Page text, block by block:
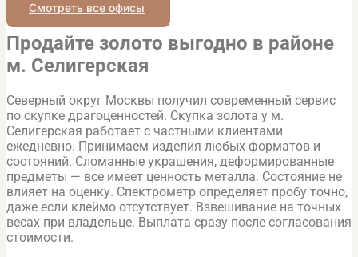
Смотреть все офисы
Продайте золото выгодно в районе
м. Селигерская
Северный округ Москвы получил современный сервис
по скупке драгоценностей. Скупка золота у м.
Селигерская работает с частными клиентами
ежедневно. Принимаем изделия любых форматов и
состояний. Сломанные украшения, деформированные
предметы — все имеет ценность металла. Состояние не
влияет на оценку. Спектрометр определяет пробу точно,
даже если клеймо отсутствует. Взвешивание на точных
весах при владельце. Выплата сразу после согласования
стоимости.